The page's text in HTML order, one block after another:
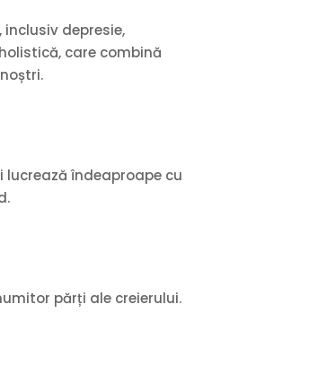
depresie,
care combină
lucrează îndeaproape cu
părți ale creierului.